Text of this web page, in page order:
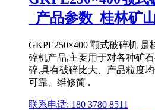
_产品参数_桂林矿
GKPE250×400 颚式破碎机
碎机产品,主要用于对各种矿
碎,具有破碎比大、产品粒度
可靠、维修简 .
联系电话: 180 3780 8511